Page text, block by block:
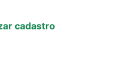
cadastro